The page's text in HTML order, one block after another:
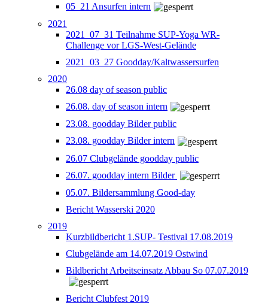
05_21 Ansurfen intern
2021
2021_07_31 Teilnahme SUP-Yoga WR-
Challenge vor LGS-West-Gelände
2021_03_27 Goodday/Kaltwassersurfen
2020
26.08 day of season public
26.08. day of season intern
23.08. goodday Bilder public
23.08. goodday Bilder intern
26.07 Clubgelände goodday public
26.07. goodday intern Bilder
05.07. Bildersammlung Good-day
Bericht Wasserski 2020
2019
Kurzbildbericht 1.SUP- Testival 17.08.2019
Clubgelände am 14.07.2019 Ostwind
Bildbericht Arbeitseinsatz Abbau So 07.07.2019
Bericht Clubfest 2019